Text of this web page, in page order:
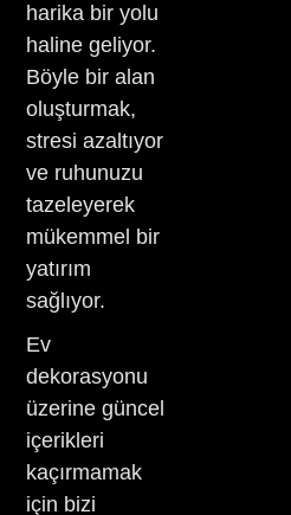
harika bir yolu
haline geliyor.
Böyle bir alan
oluşturmak,
stresi azaltıyor
ve ruhunuzu
tazeleyerek
mükemmel bir
yatırım
sağlıyor.
Ev
dekorasyonu
üzerine güncel
içerikleri
kaçırmamak
için bizi